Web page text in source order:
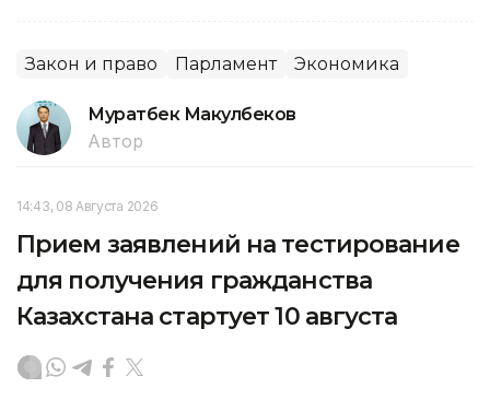
Закон и право Парламент Экономика
Муратбек Макулбеков
Автор
14:43, 08 Августа 2026
Прием заявлений на тестирование
для получения гражданства
Казахстана стартует 10 августа